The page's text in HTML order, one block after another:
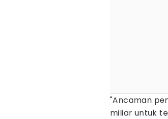
"Ancaman
miliar untuk